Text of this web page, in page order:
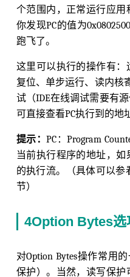
个范围内，正常运行应
你发现PC的值为
跑飞了。
这里可以执行的操作有
复位、单步运行、读内核
试（IDE在线调试需要有
可直接查看PC执行到的地
提示：PC：Program
当前执行程序的地址，
的执行流。（具体可以参
节）
4Option Bytes选
对Option Bytes操作常用
保护）。当然，读写保